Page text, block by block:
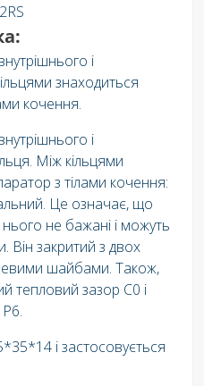
і
знаходиться
кочення.
і
Між кільцями
з тілами кочення:
Це означає, що
не бажані і можуть
Він закритий з двох
шайбами. Також,
тепловий зазор C0 і
і застосовується